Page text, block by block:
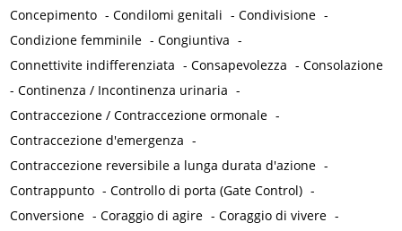
Concepimento -Condilomi genitali -Condivisione -
Condizione femminile -Congiuntiva -
Connettivite indifferenziata -Consapevolezza -Consolazione
-Continenza / Incontinenza urinaria -
Contraccezione / Contraccezione ormonale -
Contraccezione d'emergenza -
Contraccezione reversibile a lunga durata d'azione -
Contrappunto -Controllo di porta (Gate Control) -
Conversione -Coraggio di agire -Coraggio di vivere -